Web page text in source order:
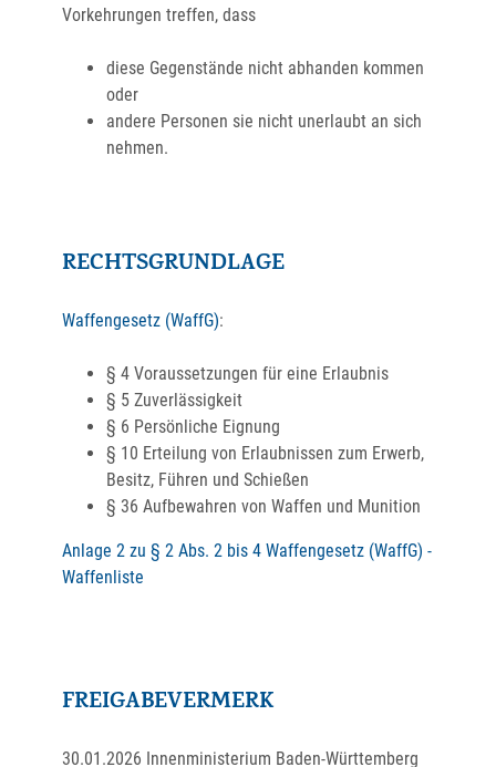
Vorkehrungen treffen, dass
diese Gegenstände nicht abhanden kommen
oder
andere Personen sie nicht unerlaubt an sich
nehmen.
RECHTSGRUNDLAGE
Waffengesetz (WaffG):
§ 4 Voraussetzungen für eine Erlaubnis
§ 5 Zuverlässigkeit
§ 6 Persönliche Eignung
§ 10 Erteilung von Erlaubnissen zum Erwerb,
Besitz, Führen und Schießen
§ 36 Aufbewahren von Waffen und Munition
Anlage 2 zu § 2 Abs. 2 bis 4 Waffengesetz (WaffG) -
Waffenliste
FREIGABEVERMERK
30.01.2026 Innenministerium Baden-Württemberg